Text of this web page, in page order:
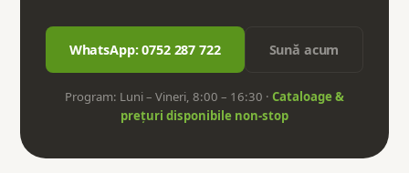
WhatsApp: 0752 287 722 Sună acum
Program: Luni – Vineri, 8:00 – 16:30 · Cataloage &
prețuri disponibile non-stop